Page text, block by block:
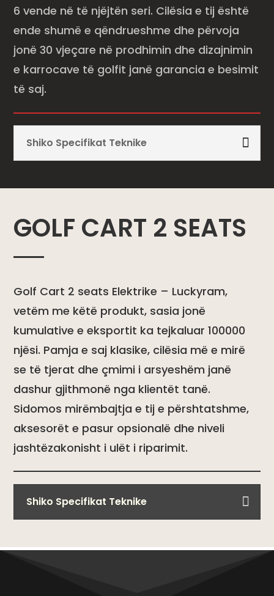
6 vende në të njëjtën seri. Cilësia e tij është
ende shumë e qëndrueshme dhe përvoja
jonë 30 vjeçare në prodhimin dhe dizajnimin
e karrocave të golfit janë garancia e besimit
të saj.
Shiko Specifikat Teknike
GOLF CART 2 SEATS
Golf Cart 2 seats Elektrike – Luckyram,
vetëm me këtë produkt, sasia jonë
kumulative e eksportit ka tejkaluar 100000
njësi. Pamja e saj klasike, cilësia më e mirë
se të tjerat dhe çmimi i arsyeshëm janë
dashur gjithmonë nga klientët tanë.
Sidomos mirëmbajtja e tij e përshtatshme,
aksesorët e pasur opsionalë dhe niveli
jashtëzakonisht i ulët i riparimit.
Shiko Specifikat Teknike